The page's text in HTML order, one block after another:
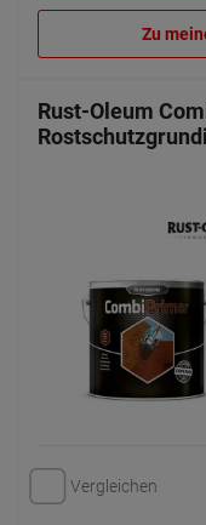
Zu
Rust-Oleum
Vergleichen